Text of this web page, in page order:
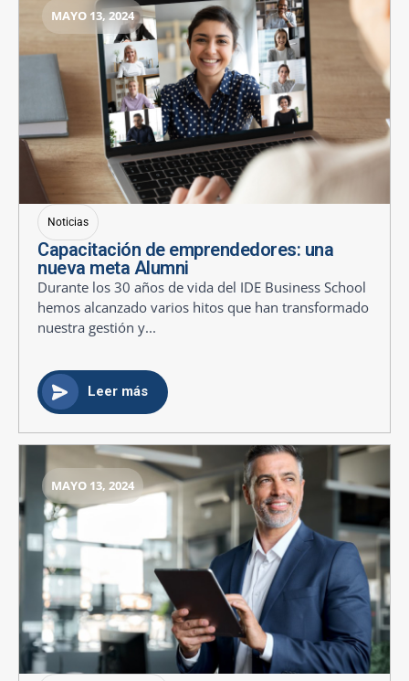
MAYO 13, 2024
Noticias
Capacitación de emprendedores: una
nueva meta Alumni
Durante los 30 años de vida del IDE Business School
hemos alcanzado varios hitos que han transformado
nuestra gestión y...
Leer más
MAYO 13, 2024